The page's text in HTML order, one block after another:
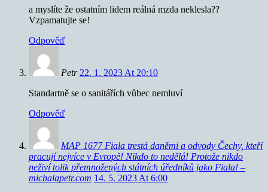
a myslíte že ostatním lidem reálná mzda neklesla??
Vzpamatujte se!
Odpověď
Petr 22. 1. 2023 At 20:10
Standartně se o sanitářích vůbec nemluví
Odpověď
MAP 1677 Fiala trestá daněmi a odvody Čechy, kteří
pracují nejvíce v Evropě! Nikdo to nedělá! Protože nikdo
neživí tolik přemnožených státních úředníků jako Fiala! –
michalapetr.com 14. 5. 2023 At 6:00